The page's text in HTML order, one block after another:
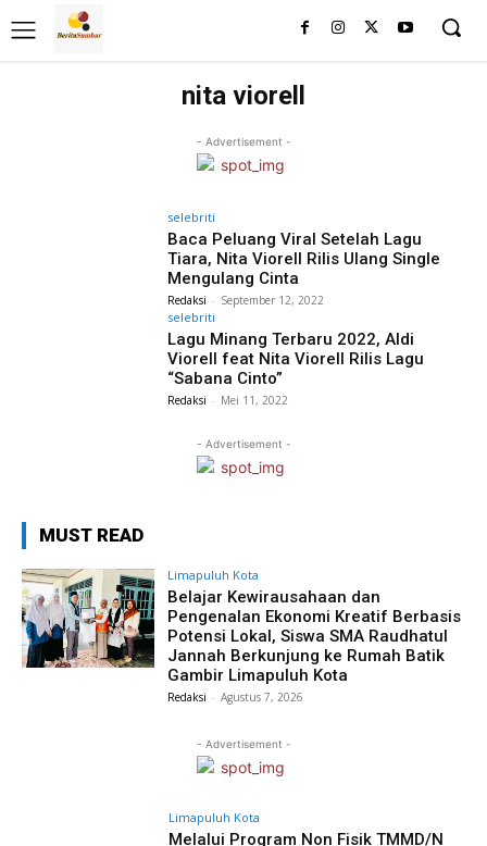
nita viorell
- Advertisement -
selebriti
Baca Peluang Viral Setelah Lagu
Tiara, Nita Viorell Rilis Ulang Single
Mengulang Cinta
Redaksi - September 12, 2022
selebriti
Lagu Minang Terbaru 2022, Aldi
Viorell feat Nita Viorell Rilis Lagu
“Sabana Cinto”
Redaksi - Mei 11, 2022
- Advertisement -
MUST READ
Limapuluh Kota
Belajar Kewirausahaan dan
Pengenalan Ekonomi Kreatif Berbasis
Potensi Lokal, Siswa SMA Raudhatul
Jannah Berkunjung ke Rumah Batik
Gambir Limapuluh Kota
Redaksi - Agustus 7, 2026
- Advertisement -
Limapuluh Kota
Melalui Program Non Fisik TMMD/N